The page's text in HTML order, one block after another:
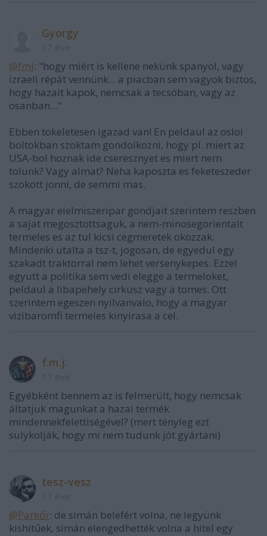
Gyorgy
@fmj: "hogy miért is kellene nekünk spanyol, vagy
izraeli répát vennünk... a piacban sem vagyok biztos,
hogy hazait kapok, nemcsak a tecsóban, vagy az
osanban..."
Ebben tokeletesen igazad van! En peldaul az osloi
boltokban szoktam gondolkozni, hogy pl. miert az
USA-bol hoznak ide cseresznyet es miert nem
tolunk? Vagy almat? Neha kaposzta es feketeszeder
szokott jonni, de semmi mas.
A magyar elelmiszeripar gondjait szerintem reszben
a sajat megosztottsaguk, a nem-minosegorientalt
termeles es az tul kicsi cegmeretek okozzak.
Mindenki utalta a tsz-t, jogosan, de egyedul egy
szakadt traktorral nem lehet versenykepes. Ezzel
egyutt a politika sem vedi elegge a termeloket,
peldaul a libapehely cirkusz vagy a tomes. Ott
szerintem egeszen nyilvanvalo, hogy a magyar
vizibaromfi termeles kinyirasa a cel.
f.m.j.
Egyébként bennem az is felmerült, hogy nemcsak
áltatjuk magunkat a hazai termék
mindennekfelettiségével? (mert tényleg ezt
sulykolják, hogy mi nem tudunk jót gyártani)
tesz-vesz
@Parkőr: de simán belefért volna, ne legyünk
kishitűek, simán elengedhették volna a hitel egy